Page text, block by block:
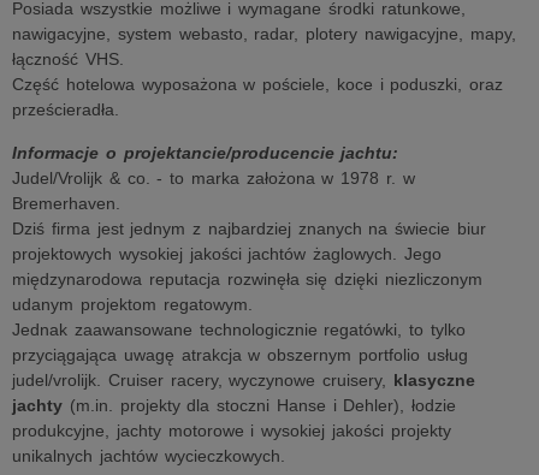
Posiada wszystkie możliwe i wymagane środki ratunkowe,
nawigacyjne, system webasto, radar, plotery nawigacyjne, mapy,
łączność VHS.
Część hotelowa wyposażona w pościele, koce i poduszki, oraz
prześcieradła.
Informacje o projektancie/producencie jachtu:
Judel/Vrolijk & co. - to marka założona w 1978 r. w
Bremerhaven.
Dziś firma jest jednym z najbardziej znanych na świecie biur
projektowych wysokiej jakości jachtów żaglowych. Jego
międzynarodowa reputacja rozwinęła się dzięki niezliczonym
udanym projektom regatowym.
Jednak zaawansowane technologicznie regatówki, to tylko
przyciągająca uwagę atrakcja w obszernym portfolio usług
judel/vrolijk. Cruiser racery, wyczynowe cruisery, klasyczne
jachty (m.in. projekty dla stoczni Hanse i Dehler), łodzie
produkcyjne, jachty motorowe i wysokiej jakości projekty
unikalnych jachtów wycieczkowych.